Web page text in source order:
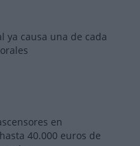
ya causa una de cada
en
40.000 euros de